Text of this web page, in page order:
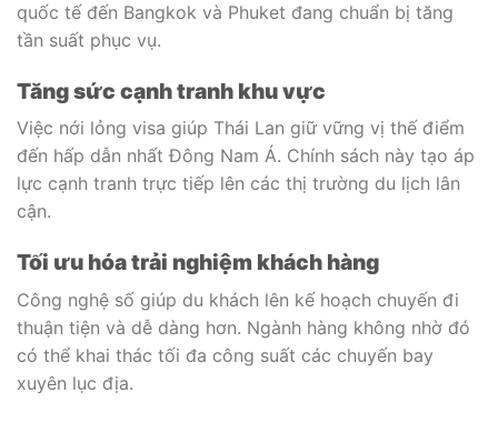
quốc tế đến Bangkok và Phuket đang chuẩn bị tăng
tần suất phục vụ.
Tăng sức cạnh tranh khu vực
Việc nới lỏng visa giúp Thái Lan giữ vững vị thế điểm
đến hấp dẫn nhất Đông Nam Á. Chính sách này tạo áp
lực cạnh tranh trực tiếp lên các thị trường du lịch lân
cận.
Tối ưu hóa trải nghiệm khách hàng
Công nghệ số giúp du khách lên kế hoạch chuyến đi
thuận tiện và dễ dàng hơn. Ngành hàng không nhờ đó
có thể khai thác tối đa công suất các chuyến bay
xuyên lục địa.